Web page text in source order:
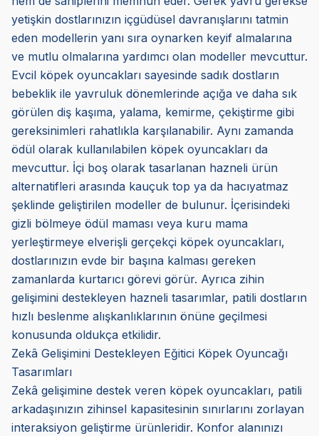
yetişkin dostlarınızın içgüdüsel davranışlarını tatmin
eden modellerin yanı sıra oynarken keyif almalarına
ve mutlu olmalarına yardımcı olan modeller mevcuttur.
Evcil köpek oyuncakları sayesinde sadık dostların
bebeklik ile yavruluk dönemlerinde açığa ve daha sık
görülen diş kaşıma, yalama, kemirme, çekiştirme gibi
gereksinimleri rahatlıkla karşılanabilir. Aynı zamanda
ödül olarak kullanılabilen köpek oyuncakları da
mevcuttur. İçi boş olarak tasarlanan hazneli ürün
alternatifleri arasında kauçuk top ya da hacıyatmaz
şeklinde geliştirilen modeller de bulunur. İçerisindeki
gizli bölmeye ödül maması veya kuru mama
yerleştirmeye elverişli gerçekçi köpek oyuncakları,
dostlarınızın evde bir başına kalması gereken
zamanlarda kurtarıcı görevi görür. Ayrıca zihin
gelişimini destekleyen hazneli tasarımlar, patili dostların
hızlı beslenme alışkanlıklarının önüne geçilmesi
konusunda oldukça etkilidir.
Zekâ Gelişimini Destekleyen Eğitici Köpek Oyuncağı
Tasarımları
Zekâ gelişimine destek veren köpek oyuncakları, patili
arkadaşınızın zihinsel kapasitesinin sınırlarını zorlayan
interaksiyon geliştirme ürünleridir. Konfor alanınızı